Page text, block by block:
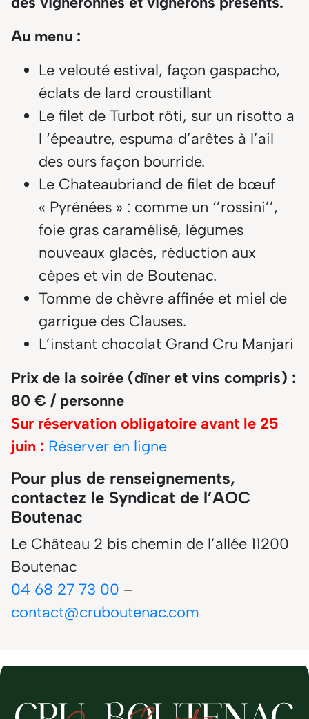
Au menu :
Le velouté estival, façon gaspacho,
éclats de lard croustillant
Le filet de Turbot rôti, sur un risotto a
l ‘épeautre, espuma d’arêtes à l’ail
des ours façon bourride.
Le Chateaubriand de filet de bœuf
« Pyrénées » : comme un ‘’rossini’’,
foie gras caramélisé, légumes
nouveaux glacés, réduction aux
cèpes et vin de Boutenac.
Tomme de chèvre affinée et miel de
garrigue des Clauses.
L’instant chocolat Grand Cru Manjari
Prix de la soirée (dîner et vins compris) :
80 € / personne
Sur réservation obligatoire avant le 25
juin : Réserver en ligne
Pour plus de renseignements,
contactez le Syndicat de l’AOC
Boutenac
Le Château 2 bis chemin de l’allée 11200
Boutenac
04 68 27 73 00 –
contact@cruboutenac.com